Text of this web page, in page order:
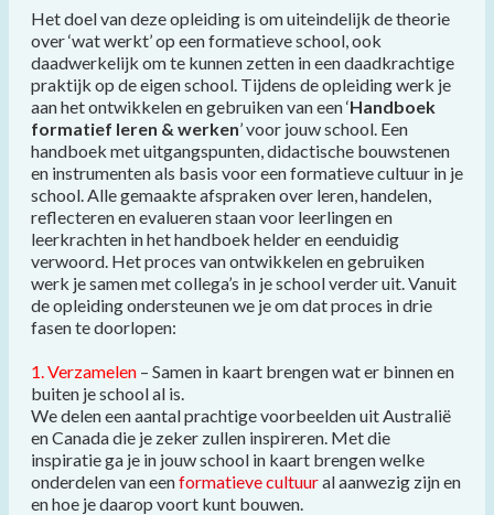
Het doel van deze opleiding is om uiteindelijk de theorie
over ‘wat werkt’ op een formatieve school, ook
daadwerkelijk om te kunnen zetten in een daadkrachtige
praktijk op de eigen school. Tijdens de opleiding werk je
aan het ontwikkelen en gebruiken van een ‘Handboek
formatief leren & werken’ voor jouw school. Een
handboek met uitgangspunten, didactische bouwstenen
en instrumenten als basis voor een formatieve cultuur in je
school. Alle gemaakte afspraken over leren, handelen,
reflecteren en evalueren staan voor leerlingen en
leerkrachten in het handboek helder en eenduidig
verwoord. Het proces van ontwikkelen en gebruiken
werk je samen met collega’s in je school verder uit. Vanuit
de opleiding ondersteunen we je om dat proces in drie
fasen te doorlopen:
1. Verzamelen – Samen in kaart brengen wat er binnen en
buiten je school al is.
We delen een aantal prachtige voorbeelden uit Australië
en Canada die je zeker zullen inspireren. Met die
inspiratie ga je in jouw school in kaart brengen welke
onderdelen van eenformatieve cultuural aanwezig zijn en
en hoe je daarop voort kunt bouwen.